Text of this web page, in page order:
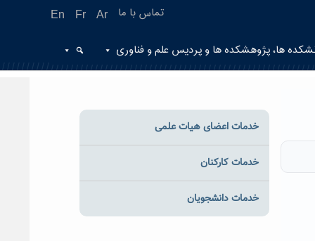
En Fr Ar تماس با ما
ها، پژوهشکده ها و پردیس علم و فناوری
خدمات اعضای هیات علمی
خدمات کارکنان
خدمات دانشجویان